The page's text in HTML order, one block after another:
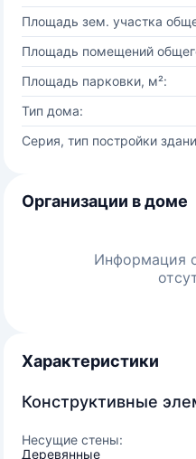
Площадь зем. участка
Площадь помещений
Площадь парковки, м²:
Тип дома:
Серия, тип постройки
Организации в доме
Информация
Характеристики
Конструктивные
Несущие стены:
Деревянные